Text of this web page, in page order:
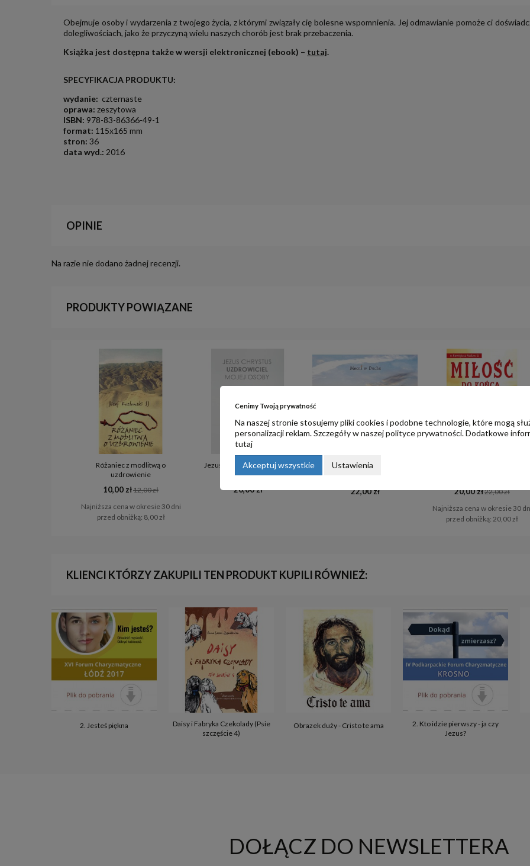
Obejmuje osoby i wydarzenia z twojego życia, z którymi związały cię bolesne wspomnienia. Jej odmawianie pomoże ci
dolegliwościach, jako że przyczyną wielu naszych chorób jest brak przebaczenia.
Książka jest dostępna także w wersji elektronicznej (ebook) – tutaj.
SPECYFIKACJA PRODUKTU:
wydanie: czternaste
oprawa: zeszytowa
ISBN: 978-83-86366-49-1
format: 115x165 mm
stron: 36
data wyd.: 2016
OPINIE
Na razie nie dodano żadnej recenzji.
PRODUKTY POWIĄZANE
Różaniec z modlitwą o
uzdrowienie
10,00 zł12,00 zł
Najniższa cena w okresie 30 dni
przed obniżką: 8,00 zł
Jezus Chrystus Uzdrowiciel
mojej osoby
20,00 zł
Muzyka medytacyjna cz.2
22,00 zł 20,00 zł22,00 zł
Najniższa cena w okresie 30
przed obniżką: 20,00 zł
KLIENCI KTÓRZY ZAKUPILI TEN PRODUKT KUPILI RÓWNIEŻ:
2. Jesteś piękna
Daisy i Fabryka Czekolady (Psie
szczęście 4)
Obrazek duży - Cristo te ama
2. Kto idzie pierwszy - ja czy
Jezus?
DOŁĄCZ DO NEWSLETTERA
Cenimy Twoją prywatność
Na naszej stronie stosujemy pliki cookies i podobne technologie, które mogą
personalizacji reklam. Szczegóły w naszejpolityce prywatności. Dodatkowe
tutaj
Akceptuj wszystkie Ustawienia